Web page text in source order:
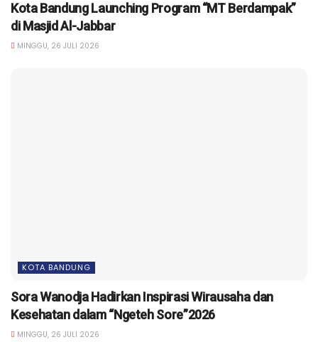
Kota Bandung Launching Program “MT Berdampak”
di Masjid Al-Jabbar
MINGGU, 26 JULI 2026
KOTA BANDUNG
Sora Wanodja Hadirkan Inspirasi Wirausaha dan
Kesehatan dalam “Ngeteh Sore”2026
MINGGU, 26 JULI 2026